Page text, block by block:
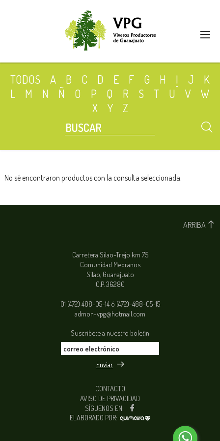
TODOS A B C D E F G H I J
K
L
M N Ñ O P Q R S T U V
W
X
Y Z
No sé encontraron productos con la consulta seleccionada.
ARRIBA
Carretera Silao-Trejo km 7.5
Comunidad Medranos
Silao, Guanajuato
C.P. 36280
01 (472) 488-05-14 ó (472)-488-05-15
admon-vpg@hotmail.com
Suscríbete a nuestro boletín
Enviar
CONTACTO
AVISO DE PRIVACIDAD
SÍGUENOS EN:
ELABORADO POR: